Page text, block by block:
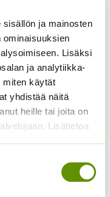
ja mainosten
ominaisuuksien
Lisäksi
ja analytiikka-
miten käytät
yhdistää näitä
heille tai joita on
Lisätietoa
Box 40 s.
€ Sisältää arvonlisäveron